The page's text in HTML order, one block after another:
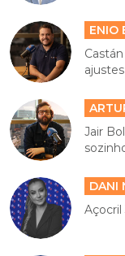
ENIO
Jair
DANI
Açocril